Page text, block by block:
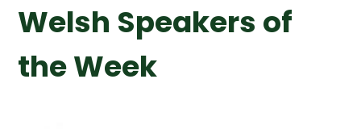
Welsh Speakers of
the Week